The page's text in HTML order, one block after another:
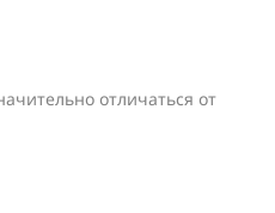
отличаться от